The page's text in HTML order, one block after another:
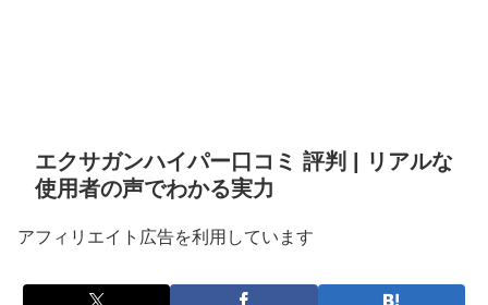
エクサガンハイパー口コミ 評判 | リアルな
使用者の声でわかる実力
アフィリエイト広告を利用しています